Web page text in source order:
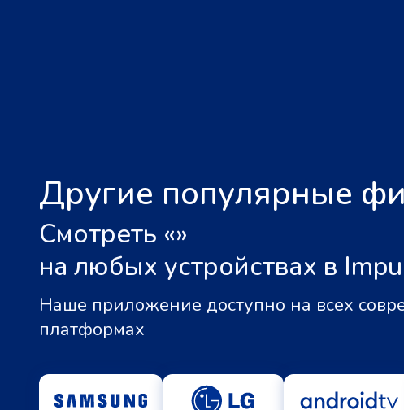
Другие популярные
Смотреть «»
на любых устройствах в
Наше приложение доступно на всех
платформах